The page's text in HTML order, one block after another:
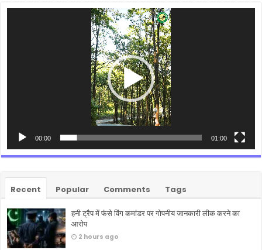
00:00 01:00
Recent Popular Comments Tags
हनी ट्रैप में फंसे विंग कमांडर पर गोपनीय जानकारी लीक करने का
आरोप
2 hours ago